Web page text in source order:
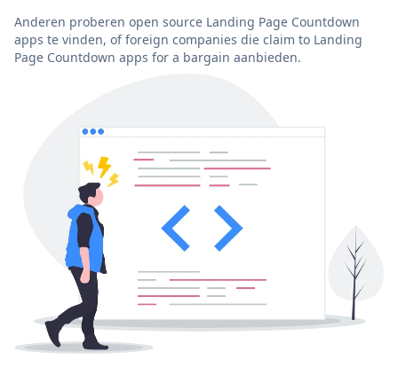
Anderen proberen open source Landing Page Countdown
apps te vinden, of foreign companies die claim to Landing
Page Countdown apps for a bargain aanbieden.